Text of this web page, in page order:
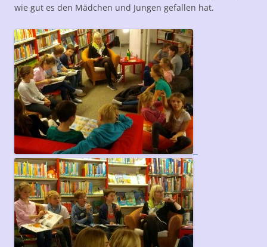
wie gut es den Mädchen und Jungen gefallen hat.